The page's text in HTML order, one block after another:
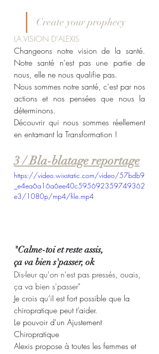
Create your prophecy
LA VISION D'ALEXIS
Changeons notre vision de la santé.
Notre santé n'est pas une partie de
nous, elle ne nous qualifie pas.
Nous sommes notre santé, c'est par nos
actions et nos pensées que nous la
déterminons.
Découvrir qui nous sommes réellement
en entamant la Transformation !
3 / Bla-blatage reportage
https://video.wixstatic.com/video/57bdb9
_e4ea6a16a6ee40c595692359749362
e3/1080p/mp4/file.mp4
"Calme-toi et reste assis,
ça va bien s'passer, ok
Dis-leur qu'on n'est pas pressés, ouais,
ça va bien s'passer"
Je crois qu’iI est fort possible que la
chiropratique peut t’aider.
Le pouvoir d'un Ajustement
Chiropratique
Alexis propose à toutes les femmes et